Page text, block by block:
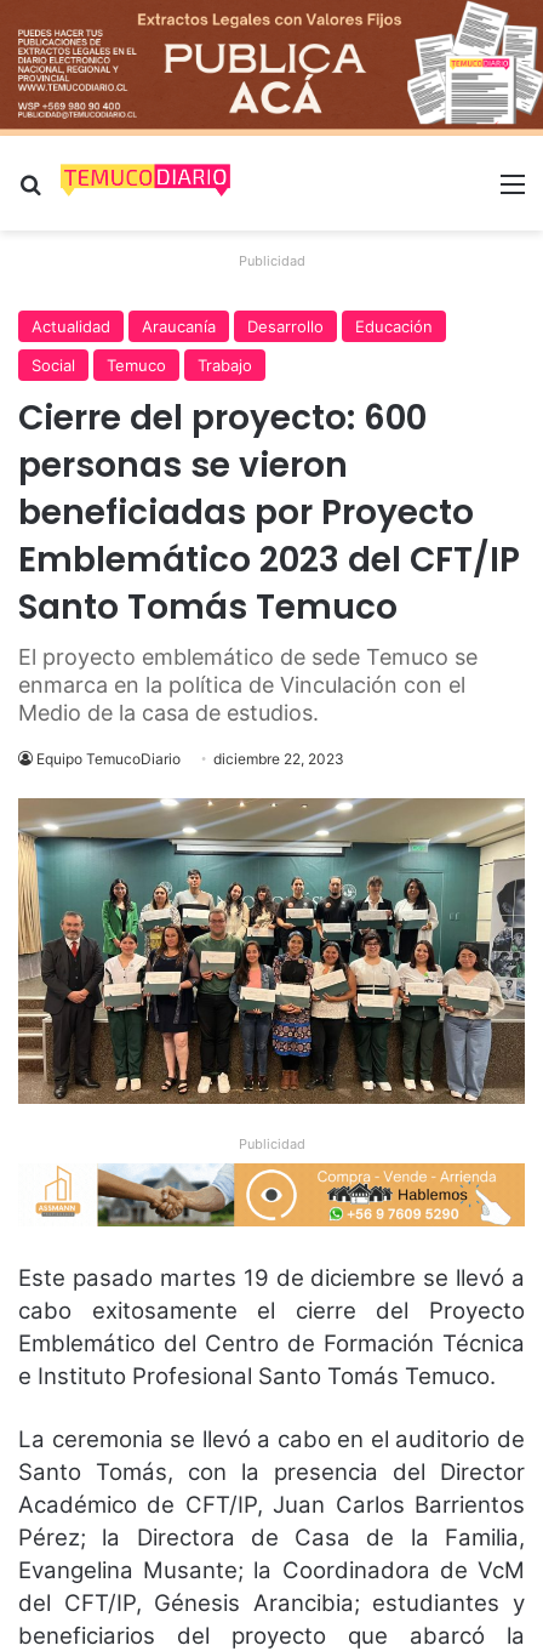
Buscar por
Publicidad
Actualidad Araucanía Desarrollo
Educación
Social
Temuco Trabajo
Cierre del proyecto: 600
personas se vieron
beneficiadas por Proyecto
Emblemático 2023 del CFT/IP
Santo Tomás Temuco
El proyecto emblemático de sede Temuco se
enmarca en la política de Vinculación con el
Medio de la casa de estudios.
Equipo TemucoDiario diciembre 22, 2023
Publicidad
Este pasado martes 19 de diciembre se llevó a
cabo exitosamente el cierre del Proyecto
Emblemático del Centro de Formación Técnica
e Instituto Profesional Santo Tomás Temuco.
La ceremonia se llevó a cabo en el auditorio de
Santo Tomás, con la presencia del Director
Académico de CFT/IP, Juan Carlos Barrientos
Pérez; la Directora de Casa de la Familia,
Evangelina Musante; la Coordinadora de VcM
del CFT/IP, Génesis Arancibia; estudiantes y
beneficiarios del proyecto que abarcó la